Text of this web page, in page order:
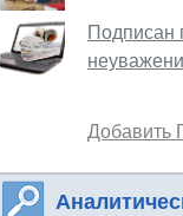
Подписан
Добавить